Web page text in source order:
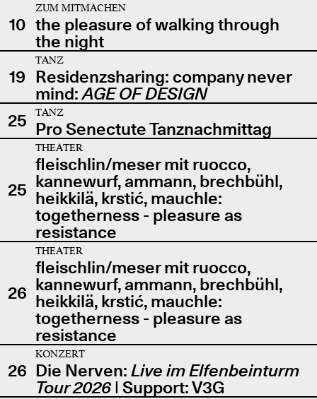
10
ZUM MITMACHEN
the pleasure of walking through
the night
19
TANZ
Residenzsharing: company never
mind:AGE OF DESIGN
25
TANZ
Pro Senectute Tanznachmittag
25
THEATER
fleischlin/meser mit ruocco,
kannewurf, ammann, brechbühl,
heikkilä, krstić, mauchle:
togetherness - pleasure as
resistance
26
THEATER
fleischlin/meser mit ruocco,
kannewurf, ammann, brechbühl,
heikkilä, krstić, mauchle:
togetherness - pleasure as
resistance
26
KONZERT
Die Nerven: Live im Elfenbeinturm
Tour 2026| Support: V3G